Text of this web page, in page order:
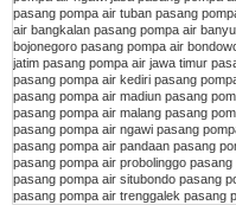
pasang pompa air tuban pasang
air bangkalan pasang pompa air
bojonegoro pasang pompa air
jatim pasang pompa air jawa timur
pasang pompa air kediri pasang
pasang pompa air madiun pasang
pasang pompa air malang pasang
pasang pompa air ngawi pasang
pasang pompa air pandaan pasang
pasang pompa air probolinggo pasang
pasang pompa air situbondo pasang
pasang pompa air trenggalek pasang